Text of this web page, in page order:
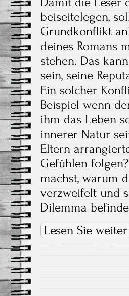
beiseitelegen,
Grundkonflikt
deines Romans
stehen. Das
sein, seine
Ein solcher
Beispiel wenn
ihm das Leben
innerer Natur
Eltern
Gefühlen
machst, warum
verzweifelt und
Dilemma
Lesen Sie weiter